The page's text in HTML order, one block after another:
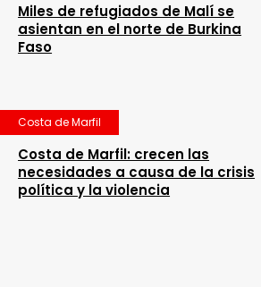
Miles de refugiados de Malí se
asientan en el norte de Burkina
Faso
Costa de Marfil
Costa de Marfil: crecen las
necesidades a causa de la crisis
política y la violencia